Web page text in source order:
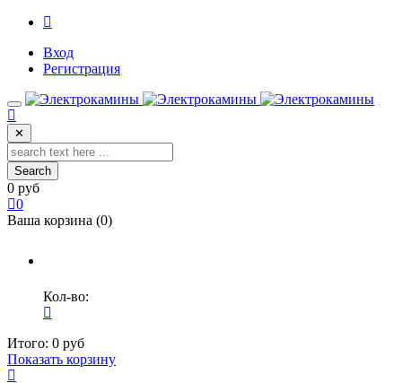
Вход
Регистрация
✕
Search
0 руб
0
Ваша корзина (0)
Кол-во:
Итого: 0 руб
Показать корзину